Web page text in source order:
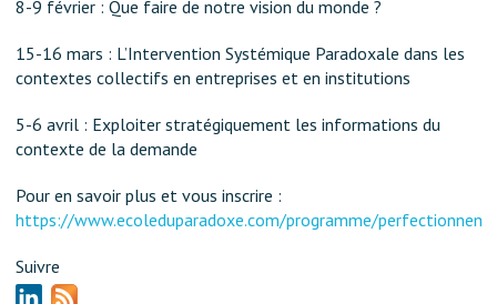
8-9 février : Que faire de notre vision du monde ?
15-16 mars : L’Intervention Systémique Paradoxale dans les
contextes collectifs en entreprises et en institutions
5-6 avril : Exploiter stratégiquement les informations du
contexte de la demande
Pour en savoir plus et vous inscrire :
https://www.ecoleduparadoxe.com/programme/
Suivre